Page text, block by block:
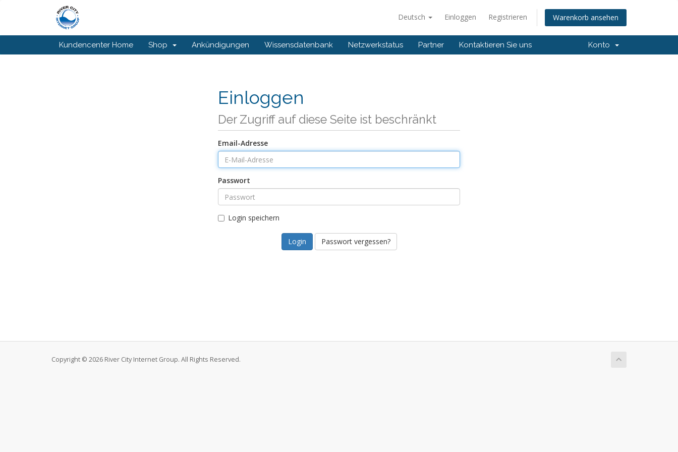
Deutsch Einloggen Registrieren Warenkorb ansehen
Kundencenter Home Shop Ankündigungen Wissensdatenbank Netzwerkstatus Partner Kontaktieren Sie uns Konto
Einloggen
Der Zugriff auf diese Seite ist beschränkt
Email-Adresse
Passwort
Login speichern
Passwort vergessen?
Copyright © 2026 River City Internet Group. All Rights Reserved.